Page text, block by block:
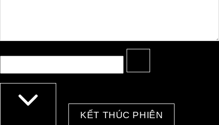
KẾT THÚC PHIÊN